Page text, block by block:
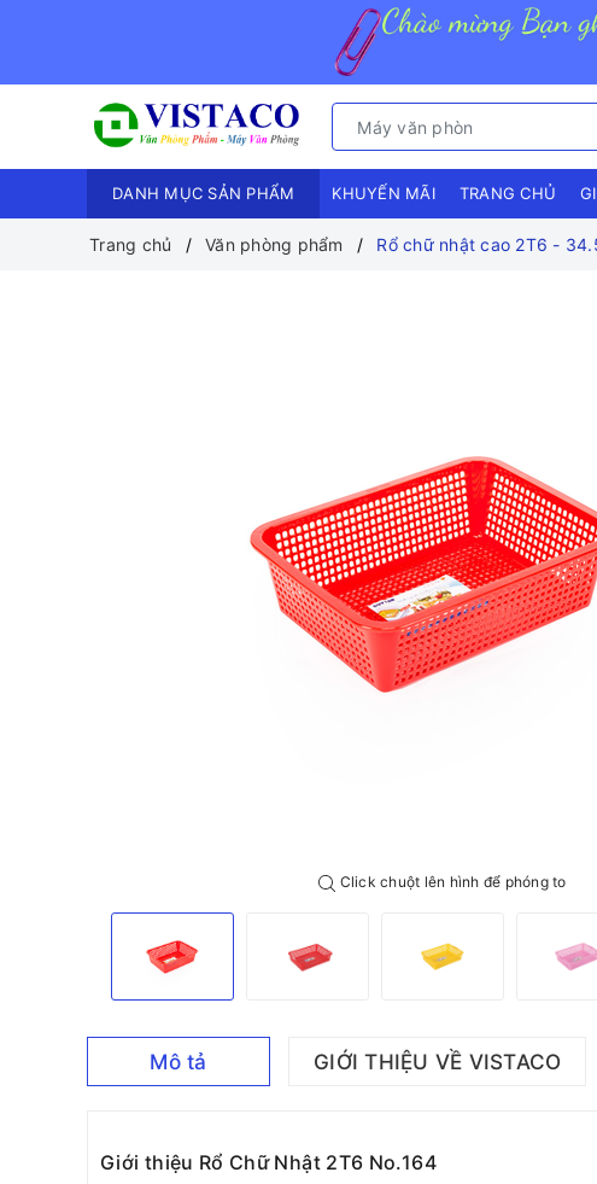
DANH MỤC SẢN PHẨM KHUYẾN MÃI TRANG CHỦ
Trang chủ Văn phòng phẩm Rổ chữ nhật cao 2T6 -
Click chuột lên hình để phóng to
Mô tả GIỚI THIỆU VỀ VISTACO
Giới thiệu Rổ Chữ Nhật 2T6 No.164